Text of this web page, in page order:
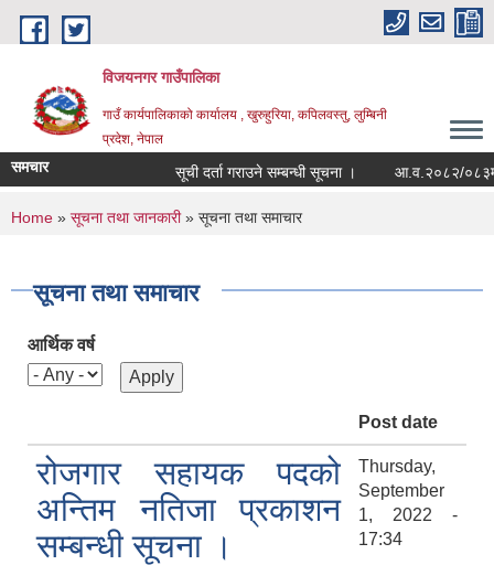
Skip to main content
विजयनगर गाउँपालिका
गाउँ कार्यपालिकाको कार्यालय , खुरुहुरिया, कपिलवस्तु, लुम्बिनी
प्रदेश, नेपाल
समचार सूची दर्ता गराउने सम्बन्धी सूचना । आ.व.२०८२/०८३मा
You are here
Home » सूचना तथा जानकारी» सूचना तथा समाचार
सूचना तथा समाचार
आर्थिक वर्ष
Post date
रोजगार सहायक पदको
अन्तिम नतिजा प्रकाशन
सम्बन्धी सूचना ।
Thursday,
September
1, 2022 -
17:34